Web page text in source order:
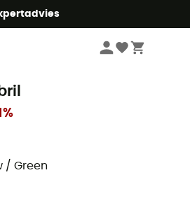
Skibrillen & Snowboardbrillen
/ Green